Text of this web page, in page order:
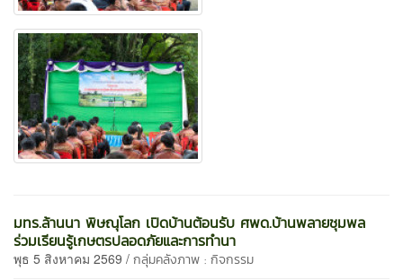
มทร.ล้านนา พิษณุโลก เปิดบ้านต้อนรับ ศพด.บ้านพลายชุมพล
ร่วมเรียนรู้เกษตรปลอดภัยและการทำนา
พุธ 5 สิงหาคม 2569 / กลุ่มคลังภาพ : กิจกรรม